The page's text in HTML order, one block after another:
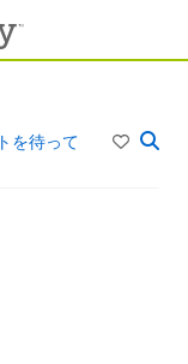
を待って